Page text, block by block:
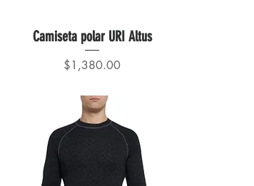
Camiseta polar URI Altus
Precio
$1,380.00